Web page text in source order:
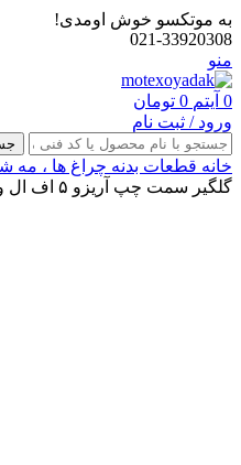
به موتکسو خوش اومدی!
021-33920308
منو
0 آیتم 0 تومان
ورود / ثبت نام
خانه قطعات بدنه چراغ‌ ها ، مه‌
گلگیر سمت چپ آریزو ۵ اف ال و آریزو5 معمولی ARRIZO 5FL